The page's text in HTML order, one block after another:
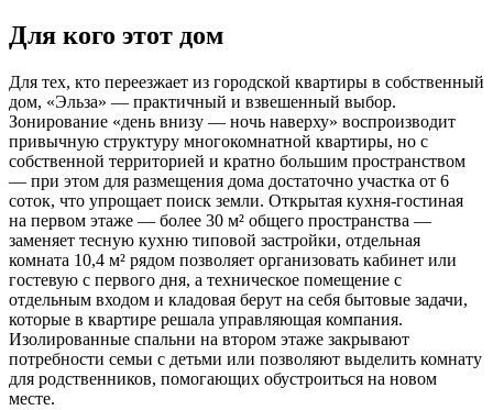
Для кого этот дом
Для тех, кто переезжает из городской квартиры в собственный
дом, «Эльза» — практичный и взвешенный выбор.
Зонирование «день внизу — ночь наверху» воспроизводит
привычную структуру многокомнатной квартиры, но с
собственной территорией и кратно большим пространством
— при этом для размещения дома достаточно участка от 6
соток, что упрощает поиск земли. Открытая кухня-гостиная
на первом этаже — более 30 м² общего пространства —
заменяет тесную кухню типовой застройки, отдельная
комната 10,4 м² рядом позволяет организовать кабинет или
гостевую с первого дня, а техническое помещение с
отдельным входом и кладовая берут на себя бытовые задачи,
которые в квартире решала управляющая компания.
Изолированные спальни на втором этаже закрывают
потребности семьи с детьми или позволяют выделить комнату
для родственников, помогающих обустроиться на новом
месте.